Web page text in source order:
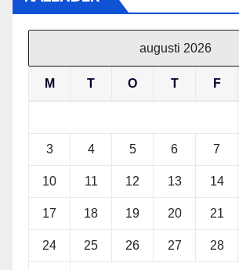
augusti 2026
M T O T F
3 4 5 6 7
10 11 12 13 14
17 18 19 20 21
24 25 26 27 28